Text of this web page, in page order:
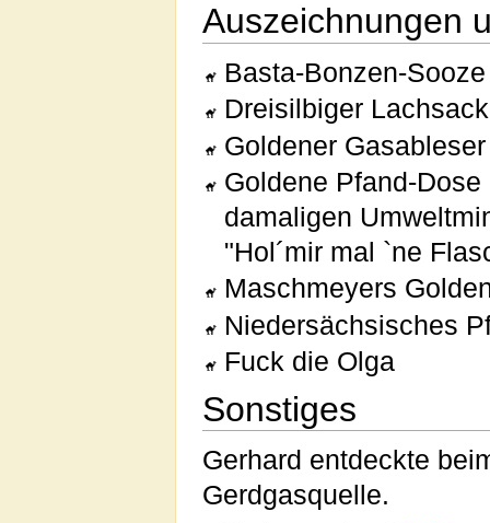
Auszeichnungen
Basta-Bonzen-Sooze
Dreisilbiger Lachsack
Goldener
Goldene Pfand-
damaligen
"Hol´mir mal `ne
Maschmeyers
Niedersächsisches
Fuck die Olga
Sonstiges
Gerhard entdeckte
Gerdgasquelle.